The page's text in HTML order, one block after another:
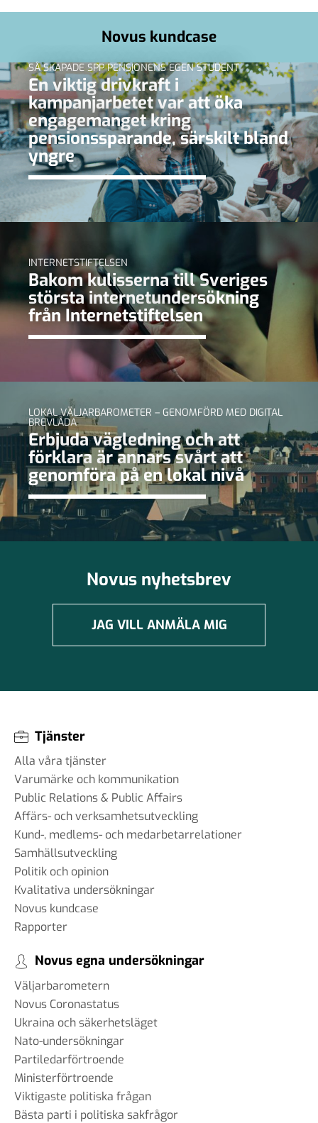
Novus kundcase
SÅ SKAPADE SPP PENSIONENS EGEN STUDENT
En viktig drivkraft i
kampanjarbetet var att öka
engagemanget kring
pensionssparande, särskilt bland
yngre
INTERNETSTIFTELSEN
Bakom kulisserna till Sveriges
största internetundersökning
från Internetstiftelsen
LOKAL VÄLJARBAROMETER – GENOMFÖRD MED DIGITAL
BREVLÅDA
Erbjuda vägledning och att
förklara är annars svårt att
genomföra på en lokal nivå
Novus nyhetsbrev
JAG VILL ANMÄLA MIG
Tjänster
Alla våra tjänster
Varumärke och kommunikation
Public Relations & Public Affairs
Affärs- och verksamhetsutveckling
Kund-, medlems- och medarbetarrelationer
Samhällsutveckling
Politik och opinion
Kvalitativa undersökningar
Novus kundcase
Rapporter
Novus egna undersökningar
Väljarbarometern
Novus Coronastatus
Ukraina och säkerhetsläget
Nato-undersökningar
Partiledarförtroende
Ministerförtroende
Viktigaste politiska frågan
Bästa parti i politiska sakfrågor